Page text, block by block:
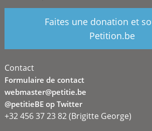
Faites une donation et
Petition.be
Contact
Formulaire de contact
webmaster@petitie.be
@petitieBE op Twitter
+32 456 37 23 82 (Brigitte George)